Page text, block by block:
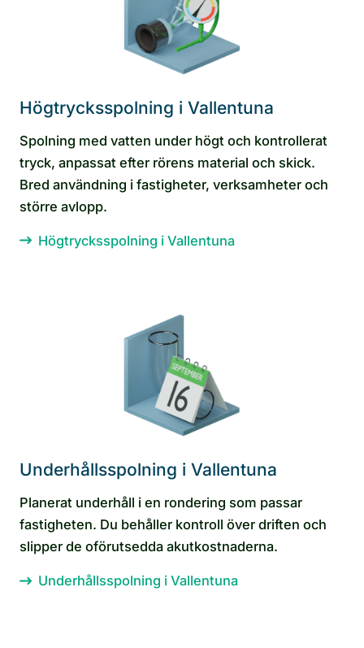
Högtrycksspolning i Vallentuna
Spolning med vatten under högt och kontrollerat
tryck, anpassat efter rörens material och skick.
Bred användning i fastigheter, verksamheter och
större avlopp.
Högtrycksspolning i Vallentuna
Underhållsspolning i Vallentuna
Planerat underhåll i en rondering som passar
fastigheten. Du behåller kontroll över driften och
slipper de oförutsedda akutkostnaderna.
Underhållsspolning i Vallentuna